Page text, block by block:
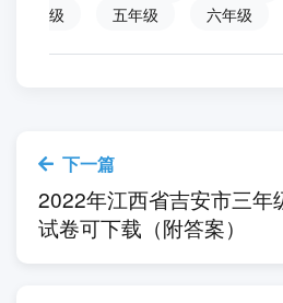
级
五年级 六年级
下一篇
2022年江西省吉安市三年
试卷可下载（附答案）